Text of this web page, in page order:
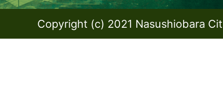
Copyright (c) 2021 Nasushiobara